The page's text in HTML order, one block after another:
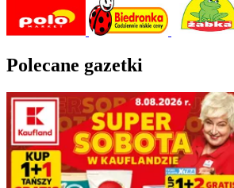
Polecane gazetki